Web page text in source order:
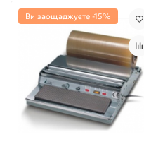
Ви заощаджуєте -15%